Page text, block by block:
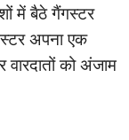
में बैठे गैंगस्टर
अपना एक
को अंजाम